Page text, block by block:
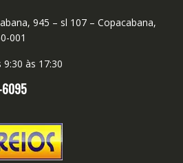
945 – sl 107 – Copacabana,
001
às 17:30